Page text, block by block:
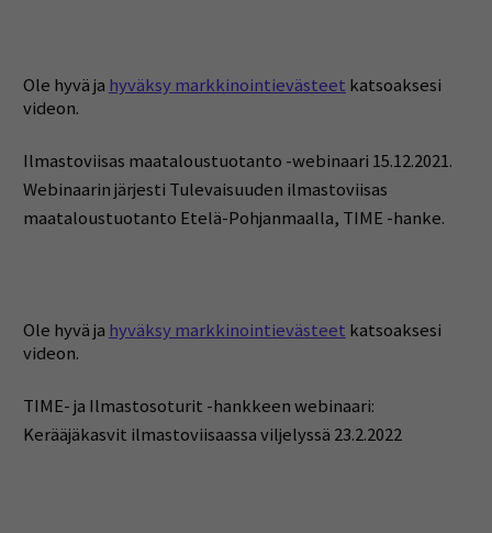
Ole hyvä ja hyväksy markkinointievästeet katsoaksesi
videon.
Ilmastoviisas maataloustuotanto -webinaari 15.12.2021.
Webinaarin järjesti Tulevaisuuden ilmastoviisas
maataloustuotanto Etelä-Pohjanmaalla, TIME -hanke.
Ole hyvä ja hyväksy markkinointievästeet katsoaksesi
videon.
TIME- ja Ilmastosoturit -hankkeen webinaari:
Kerääjäkasvit ilmastoviisaassa viljelyssä 23.2.2022